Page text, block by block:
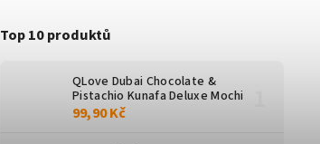
Top 10 produktů
QLove Dubai Chocolate &
Pistachio Kunafa Deluxe Mochi
99,90 Kč